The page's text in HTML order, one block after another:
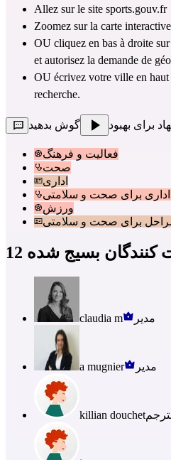
Allez sur le site sports.gouv.fr
Zoomez sur la carte interactive
OU cliquez en bas à droite
et autorisez la demande de
OU écrivez votre ville en haut
recherche.
برای بهبود گوش بدهید
فعالیت و فرهنگ
صحت
اداری
برای صحت و سلامتی
ورزش
برای صحت و سلامتی
کنندگان بسیج شده
claudia m مدیر
a mugnier مدیر
killian douchet